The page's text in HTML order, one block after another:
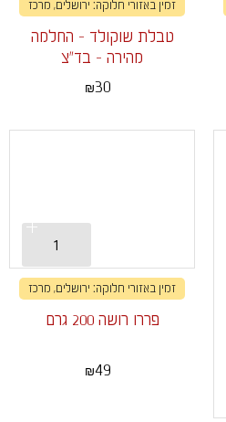
זמין באזורי חלוקה: ירושלים, מרכז
טבלת שוקולד - החלמה
מהירה - בד"צ
₪30
זמין באזורי חלוקה: ירושלים, מרכז
פררו רושה 200 גרם
₪49